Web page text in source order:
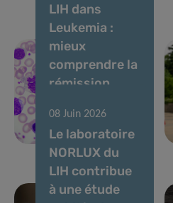
LIH dans
Leukemia :
mieux
comprendre la
rémission
traitement
dans la LMC
08 Juin 2026
Le laboratoire
NORLUX du
LIH contribue
à une étude